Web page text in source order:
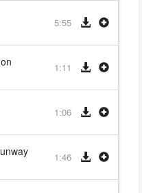
5:55
1:11
1:06
1:46